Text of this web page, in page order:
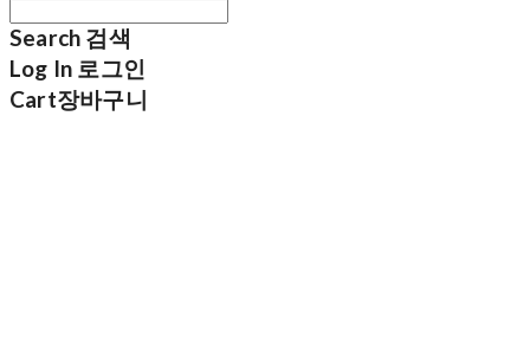
Search 검색
Log In 로그인
Cart장바구니